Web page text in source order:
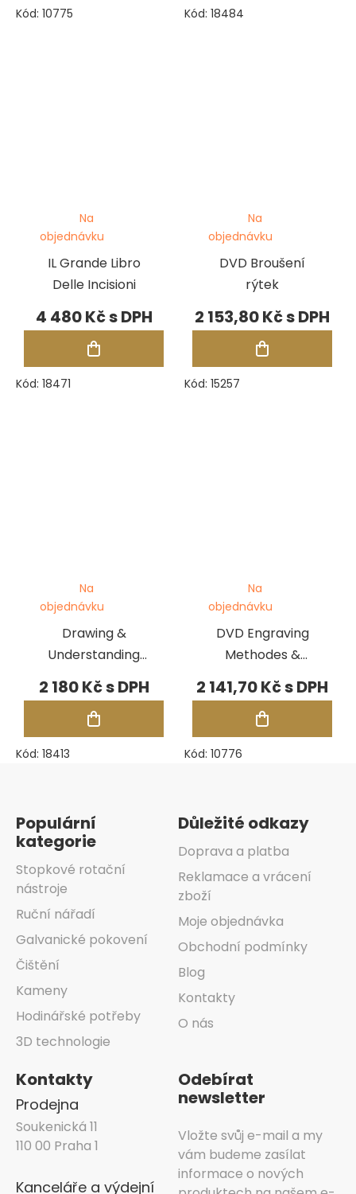
Kód: 10775 Kód: 18484
IL Grande Libro
Delle Incisioni
Na
objednávku
4 480 Kč
Kód: 18471
DVD Broušení
rýtek
Na
objednávku
2 153,80 Kč
Kód: 15257
Drawing &
Understanding
Scroll Designs
Na
objednávku
2 180 Kč
Kód: 18413
DVD Engraving
Methodes &
Techniques
Na
objednávku
2 141,70 Kč
Kód: 10776
Populární
kategorie
Stopkové rotační
nástroje
Ruční nářadí
Galvanické pokovení
Čištění
Kameny
Hodinářské potřeby
3D technologie
Důležité odkazy
Doprava a platba
Reklamace a vrácení
zboží
Moje objednávka
Obchodní podmínky
Blog
Kontakty
O nás
Kontakty
Prodejna
Soukenická 11
110 00 Praha 1
Kanceláře a výdejní
Odebírat
newsletter
Vložte svůj e-mail a my
vám budeme zasílat
informace o nových